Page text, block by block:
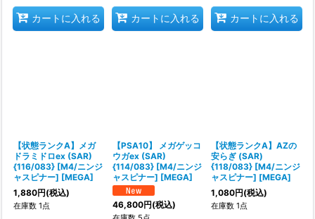
カートに入れる カートに入れる カートに入れる
【状態ランクA】メガ
ドラミドロex (SAR)
{116/083} [M4/ニンジ
ャスピナー] [MEGA]
1,880円(税込)
在庫数 1点
【PSA10】 メガゲッコ
ウガex (SAR)
{114/083} [M4/ニンジ
ャスピナー] [MEGA]
46,800円(税込)
【状態ランクA】AZの
安らぎ (SAR)
{118/083} [M4/ニンジ
ャスピナー] [MEGA]
1,080円(税込)
在庫数 1点